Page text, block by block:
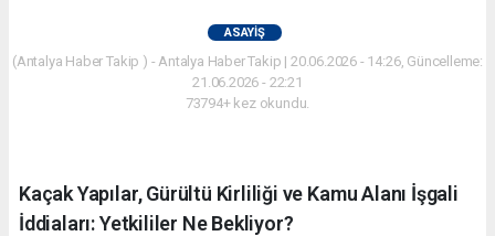
ASAYIŞ
(Antalya Haber Takip ) - Antalya Haber Takip | 20.06.2026 - 14:26, Güncelleme:
21.06.2026 - 22:21
73794+ kez okundu.
Kaçak Yapılar, Gürültü Kirliliği ve Kamu Alanı İşgali
İddiaları: Yetkililer Ne Bekliyor?